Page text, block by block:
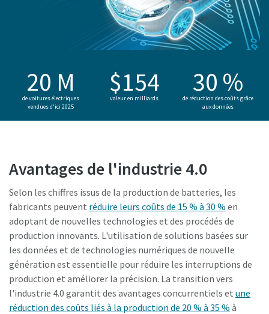
20 M
de voitures électriques
vendues d'ici 2025
$154
valeur en milliards
30 %
de réduction des coûts grâce
aux données
Avantages de l'industrie 4.0
Selon les chiffres issus de la production de batteries, les
fabricants peuvent réduire leurs coûts de 15 % à 30 % en
adoptant de nouvelles technologies et des procédés de
production innovants. L'utilisation de solutions basées sur
les données et de technologies numériques de nouvelle
génération est essentielle pour réduire les interruptions de
production et améliorer la précision. La transition vers
l'industrie 4.0 garantit des avantages concurrentiels et une
réduction des coûts liés à la production de 20 % à 35 % à